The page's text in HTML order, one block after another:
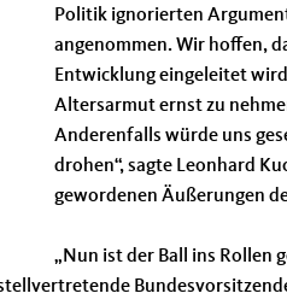
Politik ignorierten
angenommen. Wir hoffen,
Entwicklung eingeleitet
Altersarmut ernst zu
Anderenfalls würde uns
drohen“, sagte Leonhard
gewordenen Äußerungen
Nun ist der Ball ins Rollen